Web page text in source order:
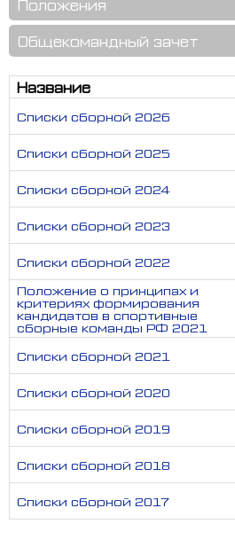
Положения
Общекомандный зачет
Название
Списки сборной 2026
Списки сборной 2025
Списки сборной 2024
Списки сборной 2023
Списки сборной 2022
Положение о принципах и
критериях формирования
кандидатов в спортивные
сборные команды РФ 2021
Списки сборной 2021
Списки сборной 2020
Списки сборной 2019
Списки сборной 2018
Списки сборной 2017